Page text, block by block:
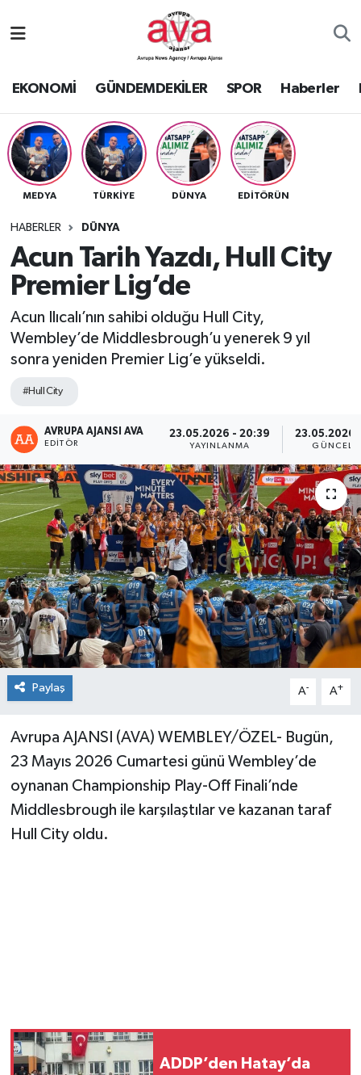
EKONOMİ GÜNDEMDEKİLER SPOR Haberler
MEDYA TÜRKİYE DÜNYA EDİTÖRÜN
HABERLER DÜNYA
Acun Tarih Yazdı, Hull City
Premier Lig’de
Acun Ilıcalı’nın sahibi olduğu Hull City,
Wembley’de Middlesbrough’u yenerek 9 yıl
sonra yeniden Premier Lig’e yükseldi.
#Hull City
AVRUPA AJANSI AVA
EDITÖR
23.05.2026 - 20:39
YAYINLANMA
23.05.2026
Paylaş A- A+
Avrupa AJANSI (AVA) WEMBLEY/ÖZEL- Bugün,
23 Mayıs 2026 Cumartesi günü Wembley’de
oynanan Championship Play-Off Finali’nde
Middlesbrough ile karşılaştılar ve kazanan taraf
Hull City oldu.
ADDP’den Hatay’da
Nöbetçi Eczaneler
Namaz Vakitleri
Trafik Durumu
Süper Lig Puan Durumu ve Fikstür
Tüm Manşetler
Son Dakika Haberleri
Haber Arşivi